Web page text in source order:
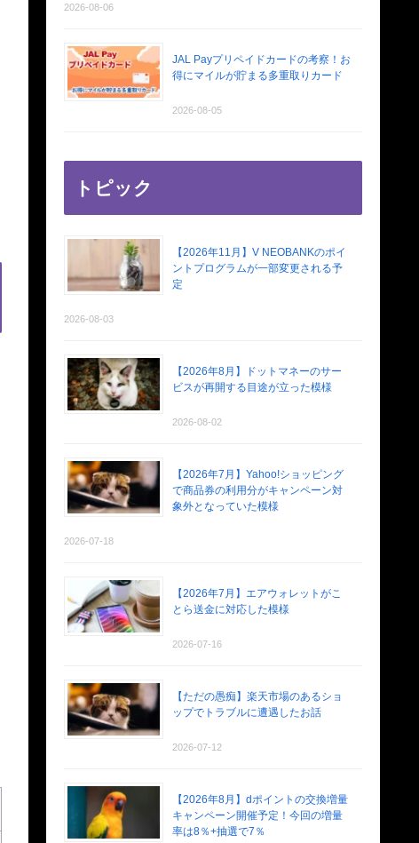
2026-08-06
JAL Payプリペイドカードの考察！お
得にマイルが貯まる多重取りカード
2026-08-05
トピック
【2026年11月】V NEOBANKのポイ
ントプログラムが一部変更される予
定
2026-08-03
【2026年8月】ドットマネーのサー
ビスが再開する目途が立った模様
2026-08-02
【2026年7月】Yahoo!ショッピング
で商品券の利用分がキャンペーン対
象外となっていた模様
2026-07-18
【2026年7月】エアウォレットがこ
とら送金に対応した模様
2026-07-16
【ただの愚痴】楽天市場のあるショ
ップでトラブルに遭遇したお話
2026-07-12
【2026年8月】dポイントの交換増量
キャンペーン開催予定！今回の増量
率は8％+抽選で7％